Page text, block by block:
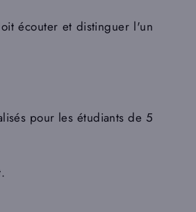
écouter et distinguer l'un
pour les étudiants de 5